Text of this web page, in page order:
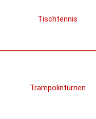
Tischtennis
Trampolinturnen